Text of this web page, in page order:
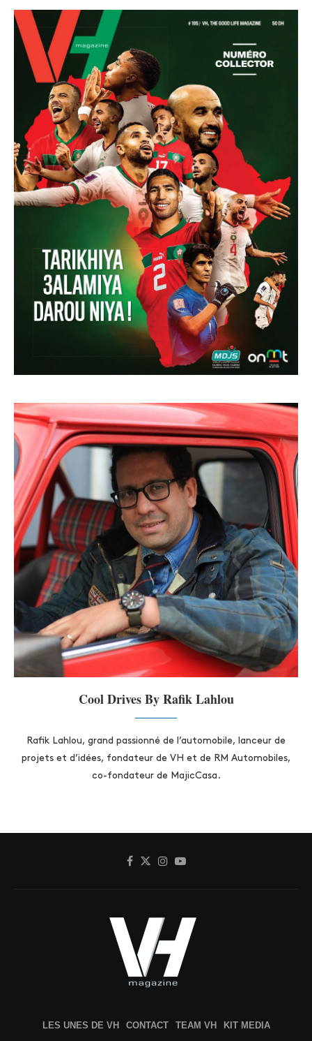
Cool Drives By Rafik Lahlou
Rafik Lahlou, grand passionné de l’automobile, lanceur de
projets et d’idées, fondateur de VH et de RM Automobiles,
co-fondateur de MajicCasa.
LES UNES DE VH CONTACT TEAM VH KIT MEDIA